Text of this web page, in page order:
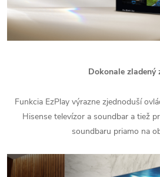
Dokonale zladený
Funkcia EzPlay výrazne zjednoduší
Hisense televízor a soundbar a tiež
soundbaru priamo na